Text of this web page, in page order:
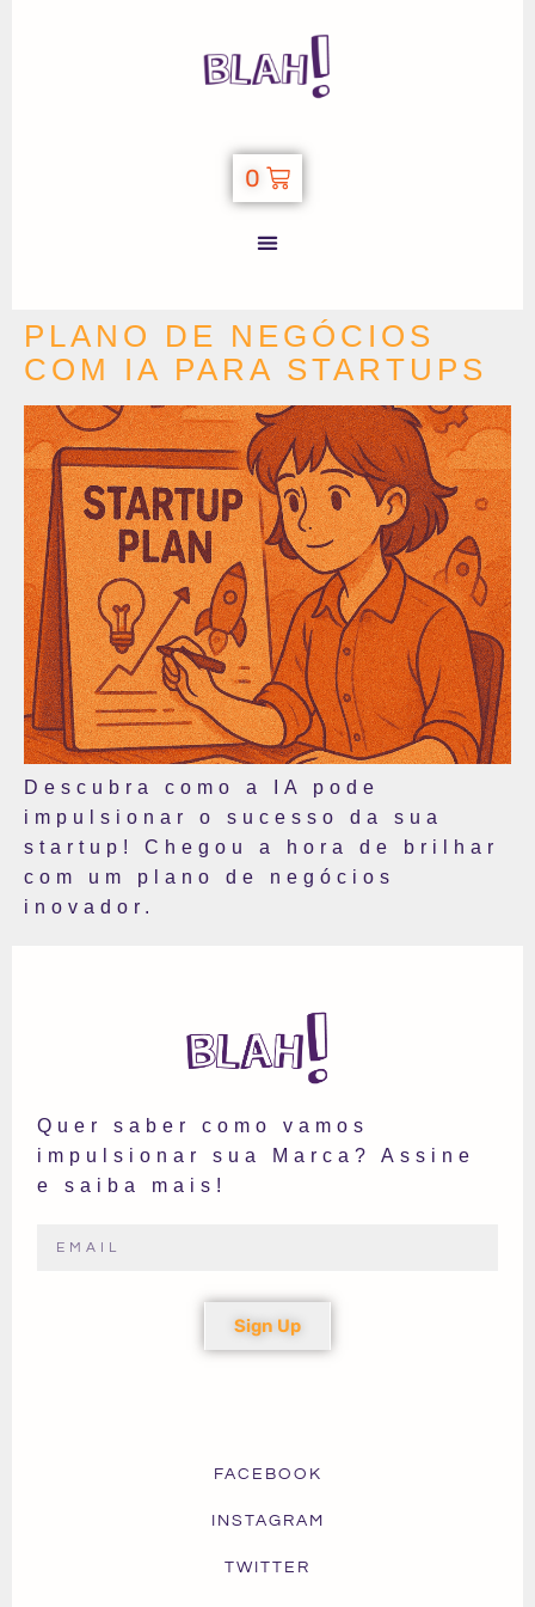
0
PLANO DE NEGÓCIOS
COM IA PARA STARTUPS
Descubra como a IA pode
impulsionar o sucesso da sua
startup! Chegou a hora de brilhar
com um plano de negócios
inovador.
Quer saber como vamos
impulsionar sua Marca? Assine
e saiba mais!
Sign Up
FACEBOOK
INSTAGRAM
TWITTER